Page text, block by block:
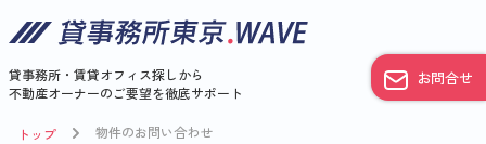
貸事務所・賃貸オフィス探しから
不動産オーナーのご要望を徹底サポート
お問合せ
トップ 物件のお問い合わせ